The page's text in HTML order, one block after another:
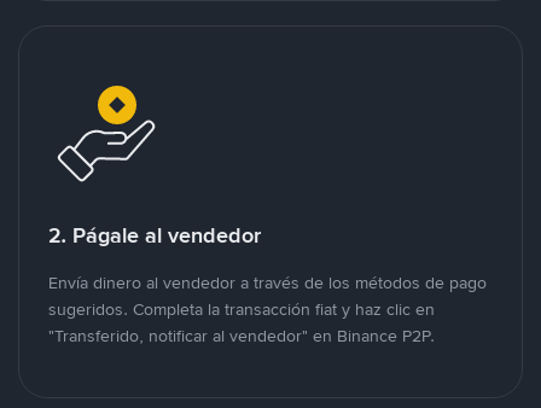
2. Págale al vendedor
Envía dinero al vendedor a través de los métodos de pago
sugeridos. Completa la transacción fiat y haz clic en
"Transferido, notificar al vendedor" en Binance P2P.